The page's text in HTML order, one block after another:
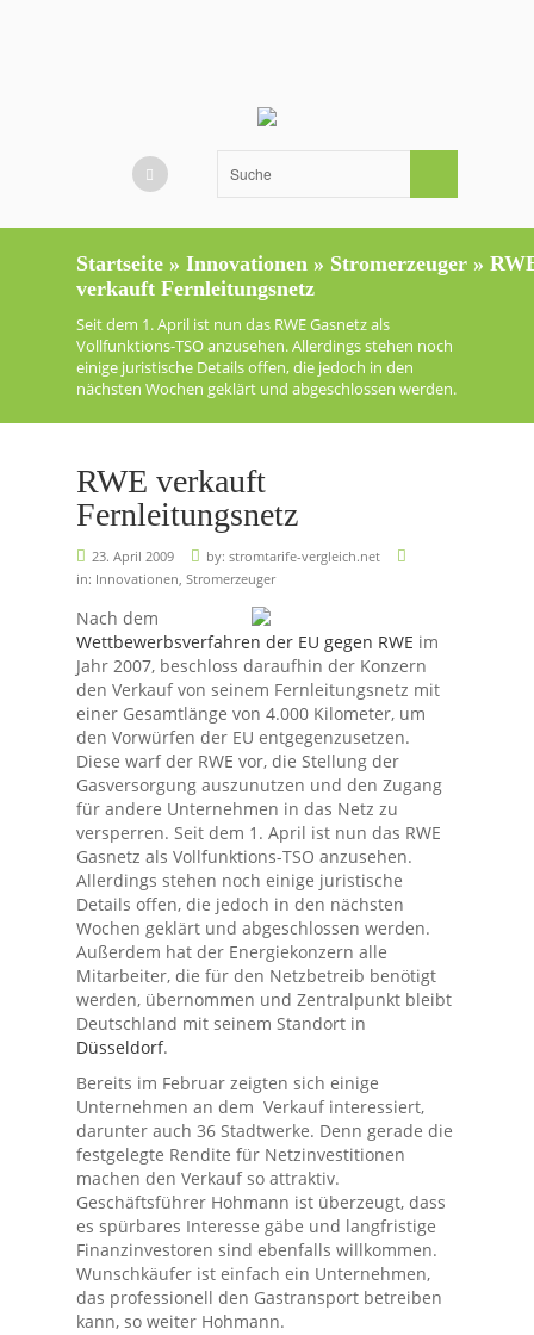
Startseite » Innovationen » Stromerzeuger »
verkauft Fernleitungsnetz
Seit dem 1. April ist nun das RWE Gasnetz als
Vollfunktions-TSO anzusehen. Allerdings stehen noch
einige juristische Details offen, die jedoch in den
nächsten Wochen geklärt und abgeschlossen werden.
RWE verkauft
Fernleitungsnetz
23. April 2009 by: stromtarife-vergleich.net
in: Innovationen, Stromerzeuger
Nach dem
Wettbewerbsverfahren der EU gegen RWE im
Jahr 2007, beschloss daraufhin der Konzern
den Verkauf von seinem Fernleitungsnetz mit
einer Gesamtlänge von 4.000 Kilometer, um
den Vorwürfen der EU entgegenzusetzen.
Diese warf der RWE vor, die Stellung der
Gasversorgung auszunutzen und den Zugang
für andere Unternehmen in das Netz zu
versperren. Seit dem 1. April ist nun das RWE
Gasnetz als Vollfunktions-TSO anzusehen.
Allerdings stehen noch einige juristische
Details offen, die jedoch in den nächsten
Wochen geklärt und abgeschlossen werden.
Außerdem hat der Energiekonzern alle
Mitarbeiter, die für den Netzbetreib benötigt
werden, übernommen und Zentralpunkt bleibt
Deutschland mit seinem Standort in
Düsseldorf.
Bereits im Februar zeigten sich einige
Unternehmen an dem Verkauf interessiert,
darunter auch 36 Stadtwerke. Denn gerade die
festgelegte Rendite für Netzinvestitionen
machen den Verkauf so attraktiv.
Geschäftsführer Hohmann ist überzeugt, dass
es spürbares Interesse gäbe und langfristige
Finanzinvestoren sind ebenfalls willkommen.
Wunschkäufer ist einfach ein Unternehmen,
das professionell den Gastransport betreiben
kann, so weiter Hohmann.